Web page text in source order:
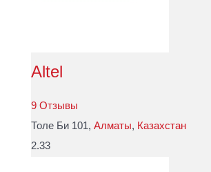
Altel
9 Отзывы
Толе Би 101, Алматы, Казахстан
2.33